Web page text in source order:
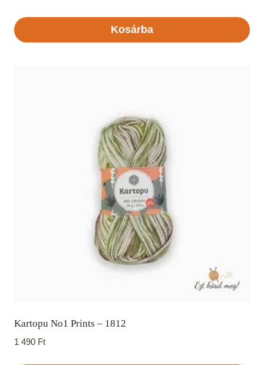
Kosárba
Kartopu No1 Prints – 1812
1 490 Ft